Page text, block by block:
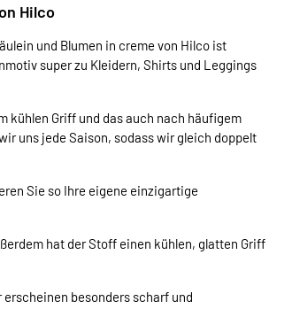
Hilco
und Blumen in creme von Hilco ist
super zu Kleidern, Shirts und Leggings
kühlen Griff und das auch nach häufigem
uns jede Saison, sodass wir gleich doppelt
Sie so Ihre eigene einzigartige
hat der Stoff einen kühlen, glatten Griff
besonders scharf und